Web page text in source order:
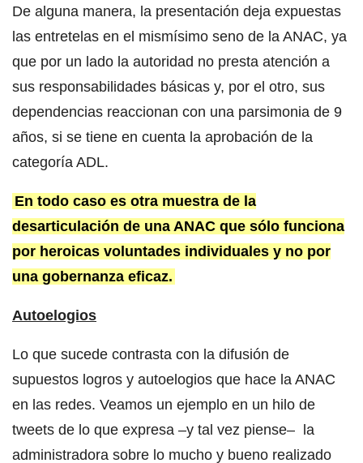
De alguna manera, la presentación deja expuestas
las entretelas en el mismísimo seno de la ANAC, ya
que por un lado la autoridad no presta atención a
sus responsabilidades básicas y, por el otro, sus
dependencias reaccionan con una parsimonia de 9
años, si se tiene en cuenta la aprobación de la
categoría ADL.
En todo caso es otra muestra de la
desarticulación de una ANAC que sólo funciona
por heroicas voluntades individuales y no por
una gobernanza eficaz.
Autoelogios
Lo que sucede contrasta con la difusión de
supuestos logros y autoelogios que hace la ANAC
en las redes. Veamos un ejemplo en un hilo de
tweets de lo que expresa –y tal vez piense– la
administradora sobre lo mucho y bueno realizado